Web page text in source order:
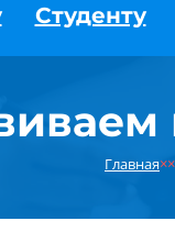
Студенту
Главная